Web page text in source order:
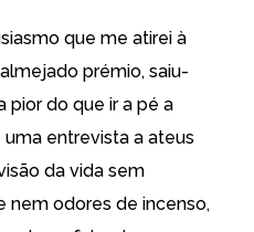
que me atirei à
prémio, saiu-
pior do que ir a pé a
uma entrevista a ateus
da vida sem
nem odores de incenso,